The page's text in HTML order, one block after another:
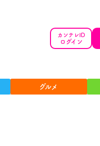
カンテレID
ログイン
グルメ